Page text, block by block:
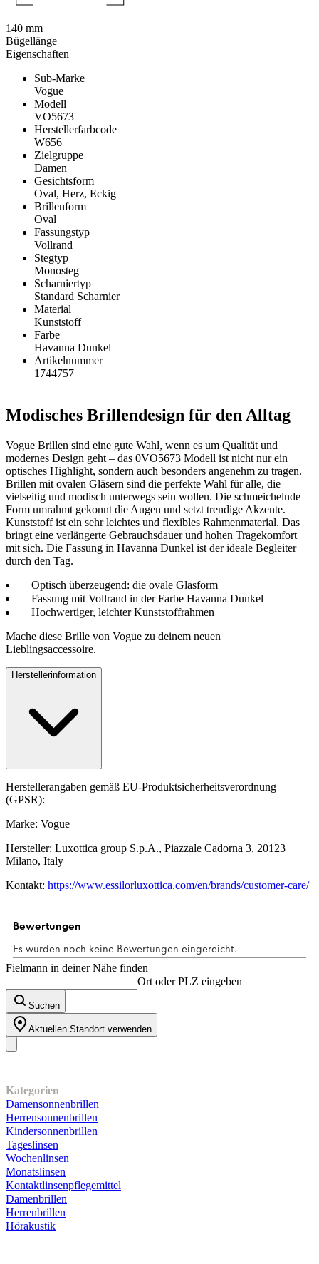
Eigenschaften
Sub-Marke
Vogue
Modell
VO5673
Herstellerfarbcode
W656
Zielgruppe
Damen
Gesichtsform
Oval, Herz, Eckig
Brillenform
Oval
Fassungstyp
Vollrand
Stegtyp
Monosteg
Scharniertyp
Standard Scharnier
Material
Kunststoff
Farbe
Havanna Dunkel
Artikelnummer
1744757
Modisches Brillendesign für den Alltag
Vogue Brillen sind eine gute Wahl, wenn es um Qualität und
modernes Design geht – das 0VO5673 Modell ist nicht nur ein
optisches Highlight, sondern auch besonders angenehm zu tragen.
Brillen mit ovalen Gläsern sind die perfekte Wahl für alle, die
vielseitig und modisch unterwegs sein wollen. Die schmeichelnde
Form umrahmt gekonnt die Augen und setzt trendige Akzente.
Kunststoff ist ein sehr leichtes und flexibles Rahmenmaterial. Das
bringt eine verlängerte Gebrauchsdauer und hohen Tragekomfort
mit sich. Die Fassung in Havanna Dunkel ist der ideale Begleiter
durch den Tag.
Optisch überzeugend: die ovale Glasform
Fassung mit Vollrand in der Farbe Havanna Dunkel
Hochwertiger, leichter Kunststoffrahmen
Mache diese Brille von Vogue zu deinem neuen
Lieblingsaccessoire.
Herstellerinformation
Herstellerangaben gemäß EU-Produktsicherheitsverordnung
(GPSR):
Marke: Vogue
Hersteller: Luxottica group S.p.A., Piazzale Cadorna 3, 20123
Milano, Italy
Kontakt: https://www.essilorluxottica.com/en/brands/customer-care/
140 mm
Bügellänge
Fielmann in deiner Nähe finden
Ort oder PLZ eingeben
Suchen
Aktuellen Standort verwenden
Kategorien
Damensonnenbrillen
Herrensonnenbrillen
Kindersonnenbrillen
Tageslinsen
Wochenlinsen
Monatslinsen
Kontaktlinsenpflegemittel
Damenbrillen
Herrenbrillen
Hörakustik